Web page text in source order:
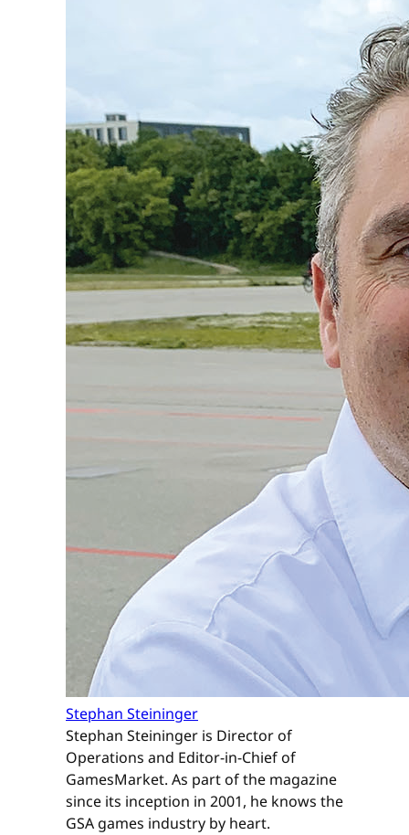
Stephan Steininger
Stephan Steininger is Director of
Operations and Editor-in-Chief of
GamesMarket. As part of the magazine
since its inception in 2001, he knows the
GSA games industry by heart.